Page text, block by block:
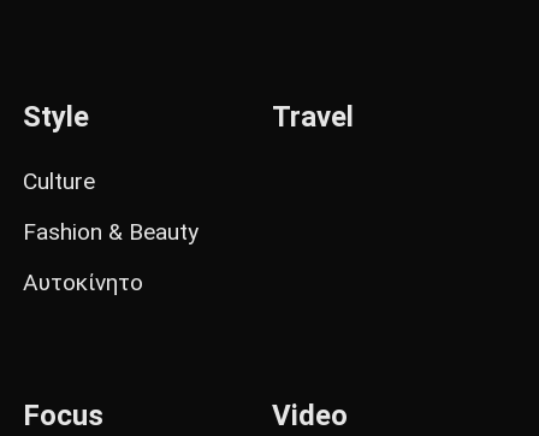
Style
Culture
Fashion & Beauty
Αυτοκίνητο
Travel
Focus Video